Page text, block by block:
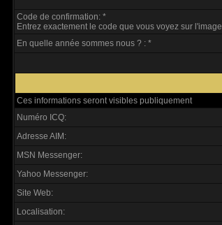
Code de confirmation: *
Entrez exactement le code que vous voyez sur l'image
En quelle année sommes nous ? : *
Ces informations seront visibles publiquement
Numéro ICQ:
Adresse AIM:
MSN Messenger:
Yahoo Messenger:
Site Web:
Localisation: